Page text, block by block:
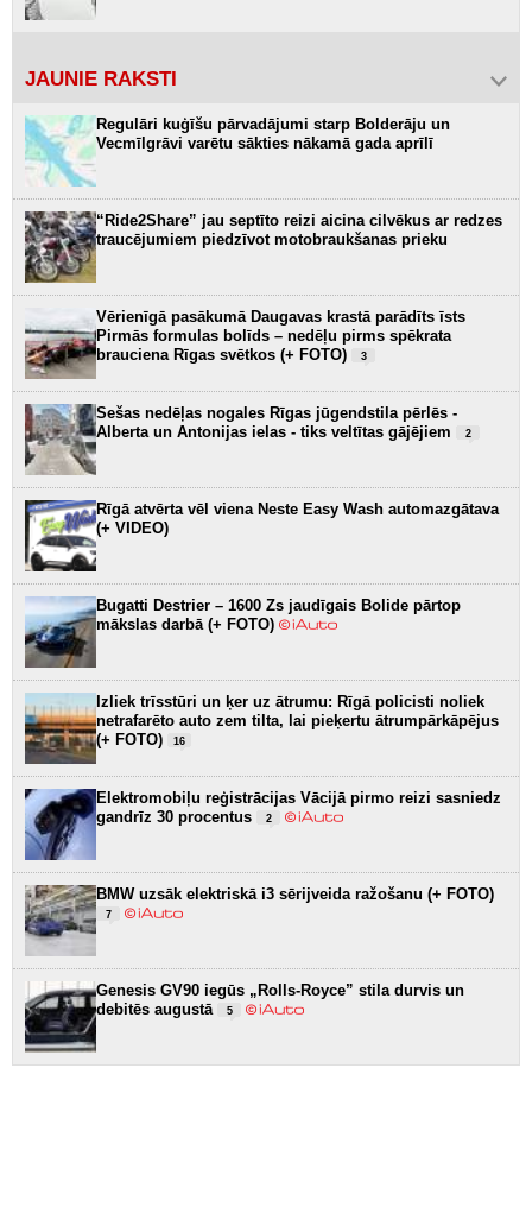
JAUNIE RAKSTI
Regulāri kuģīšu pārvadājumi starp Bolderāju un
Vecmīlgrāvi varētu sākties nākamā gada aprīlī
“Ride2Share” jau septīto reizi aicina cilvēkus ar redzes
traucējumiem piedzīvot motobraukšanas prieku
Vērienīgā pasākumā Daugavas krastā parādīts īsts
Pirmās formulas bolīds – nedēļu pirms spēkrata
brauciena Rīgas svētkos (+ FOTO)
3
Sešas nedēļas nogales Rīgas jūgendstila pērlēs -
Alberta un Antonijas ielas - tiks veltītas gājējiem
2
Rīgā atvērta vēl viena Neste Easy Wash automazgātava
(+ VIDEO)
Bugatti Destrier – 1600 Zs jaudīgais Bolide pārtop
mākslas darbā (+ FOTO)
Izliek trīsstūri un ķer uz ātrumu: Rīgā policisti noliek
netrafarēto auto zem tilta, lai pieķertu ātrumpārkāpējus
(+ FOTO)
16
Elektromobiļu reģistrācijas Vācijā pirmo reizi sasniedz
gandrīz 30 procentus
2
BMW uzsāk elektriskā i3 sērijveida ražošanu (+ FOTO)
7
Genesis GV90 iegūs „Rolls-Royce” stila durvis un
debitēs augustā
5